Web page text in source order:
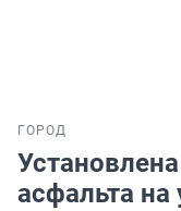
ГОРОД
асфальта